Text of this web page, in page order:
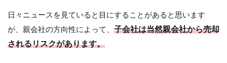
日々ニュースを見ていると目にすることがあると思います
が、親会社の方向性によって、 子会社は当然親会社から売却
されるリスクがあります。